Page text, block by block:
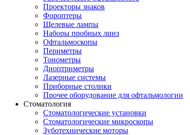
Проекторы знаков
Фороптеры
Щелевые лампы
Наборы пробных линз
Офтальмоскопы
Периметры
Тонометры
Диоптриметры
Лазерные системы
Приборные столики
Прочее оборудование для офтальмологии
Стоматология
Стоматологические установки
Стоматологические микроскопы
Зуботехнические моторы